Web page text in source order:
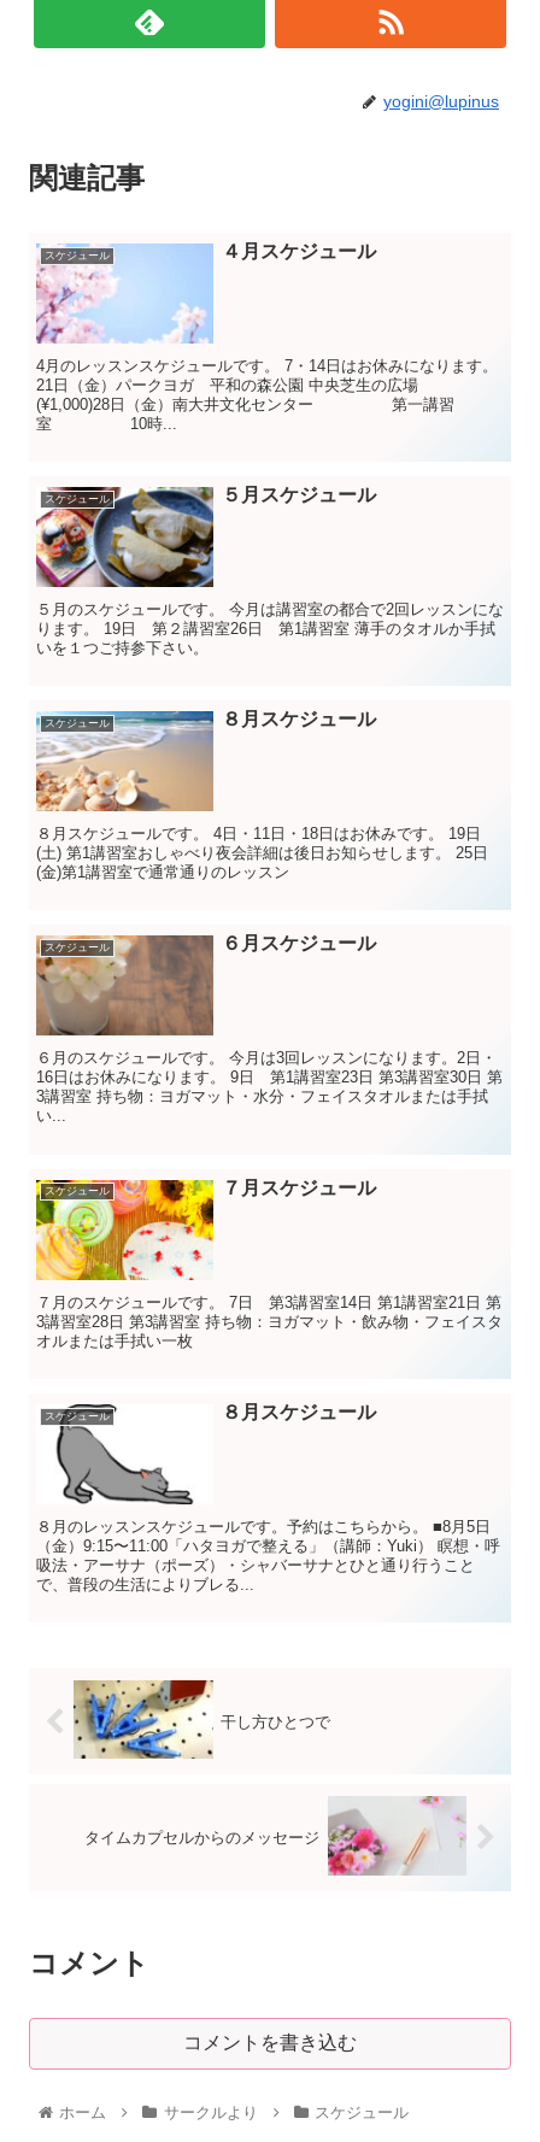
yogini@lupinus
関連記事
スケジュール ４月スケジュール
4月のレッスンスケジュールです。 7・14日はお休みになります。
21日（金）パークヨガ 平和の森公園 中央芝生の広場
(¥1,000)28日（金）南大井文化センター 第一講習
室 10時...
スケジュール ５月スケジュール
５月のスケジュールです。 今月は講習室の都合で2回レッスンにな
ります。 19日 第２講習室26日 第1講習室 薄手のタオルか手拭
いを１つご持参下さい。
スケジュール ８月スケジュール
８月スケジュールです。 4日・11日・18日はお休みです。 19日
(土) 第1講習室おしゃべり夜会詳細は後日お知らせします。 25日
(金)第1講習室で通常通りのレッスン
スケジュール ６月スケジュール
６月のスケジュールです。 今月は3回レッスンになります。2日・
16日はお休みになります。 9日 第1講習室23日 第3講習室30日 第
3講習室 持ち物：ヨガマット・水分・フェイスタオルまたは手拭
い...
スケジュール ７月スケジュール
７月のスケジュールです。 7日 第3講習室14日 第1講習室21日 第
3講習室28日 第3講習室 持ち物：ヨガマット・飲み物・フェイスタ
オルまたは手拭い一枚
スケジュール ８月スケジュール
８月のレッスンスケジュールです。予約はこちらから。 ■8月5日
（金）9:15〜11:00「ハタヨガで整える」（講師：Yuki） 瞑想・呼
吸法・アーサナ（ポーズ）・シャバーサナとひと通り行うこと
で、普段の生活によりブレる...
干し方ひとつで
タイムカプセルからのメッセージ
コメント
コメントを書き込む
ホーム サークルより スケジュール